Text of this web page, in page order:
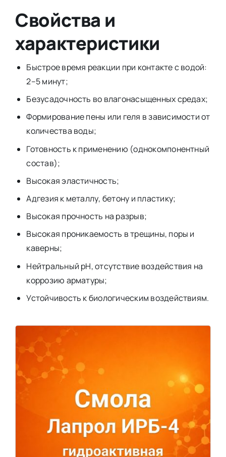
Свойства и
характеристики
Быстрое время реакции при контакте с водой:
2–5 минут;
Безусадочность во влагонасыщенных средах;
Формирование пены или геля в зависимости от
количества воды;
Готовность к применению (однокомпонентный
состав);
Высокая эластичность;
Адгезия к металлу, бетону и пластику;
Высокая прочность на разрыв;
Высокая проникаемость в трещины, поры и
каверны;
Нейтральный pH, отсутствие воздействия на
коррозию арматуры;
Устойчивость к биологическим воздействиям.